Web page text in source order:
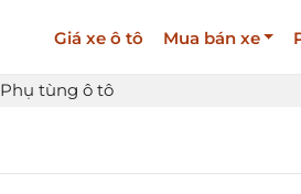
Giá xe ô tô Mua bán xe
Phụ tùng ô tô